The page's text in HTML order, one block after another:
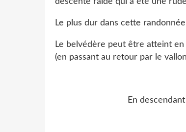
Le plus dur dans cette
Le belvédère peut être atteint
(en passant au retour par le
En